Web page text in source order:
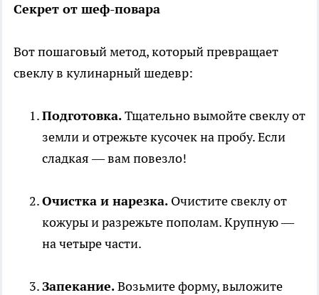
Секрет от шеф-повара
Вот пошаговый метод, который превращает
свеклу в кулинарный шедевр:
Подготовка.Тщательно вымойте свеклу от
земли и отрежьте кусочек на пробу. Если
сладкая — вам повезло!
Очистка и нарезка. Очистите свеклу от
кожуры и разрежьте пополам. Крупную —
на четыре части.
Запекание.Возьмите форму, выложите